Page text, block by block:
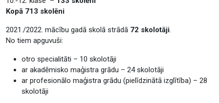
Kopā 713 skolēni
2021./2022. mācību gadā skolā strādā 72 skolotāji.
No tiem apguvuši:
otro specialitāti – 10 skolotāji
ar akadēmisko maģistra grādu – 24 skolotāji
ar profesionālo maģistra grādu (pielīdzinātā izglītība) – 28
skolotāji